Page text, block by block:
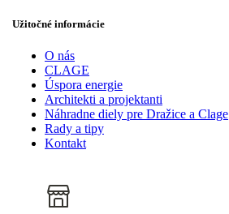
Užitočné informácie
O nás
CLAGE
Úspora energie
Architekti a projektanti
Náhradne diely pre Dražice a Clage
Rady a tipy
Kontakt